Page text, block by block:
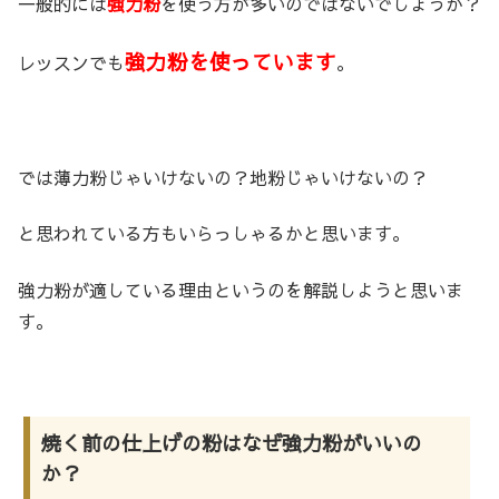
レッスンでも強力粉を使っています。
では薄力粉じゃいけないの？地粉じゃいけないの？
と思われている方もいらっしゃるかと思います。
強力粉が適している理由というのを解説しようと思いま
す。
焼く前の仕上げの粉はなぜ強力粉がいいの
か？